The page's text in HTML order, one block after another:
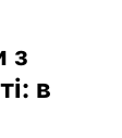
з
в